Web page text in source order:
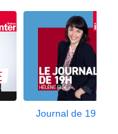
Journal de 19h